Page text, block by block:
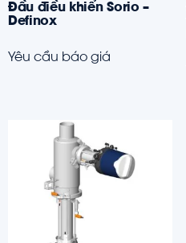
Đầu điều khiển Sorio –
Definox
Yêu cầu báo giá